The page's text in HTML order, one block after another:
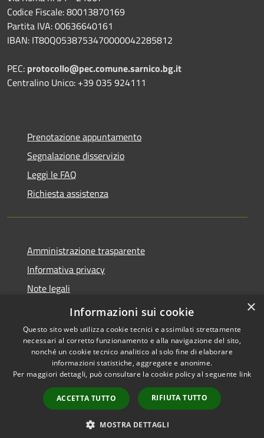
Codice Fiscale: 80013870169
Partita IVA: 00636640161
IBAN: IT80Q0538753470000042285812
PEC: protocollo@pec.comune.sarnico.bg.it
Centralino Unico: +39 035 924111
Prenotazione appuntamento
Segnalazione disservizio
Leggi le FAQ
Richiesta assistenza
Amministrazione trasparente
Informativa privacy
Note legali
Dichiarazione di accessibilità
Accessibilità
Copyright © 2026 • Comune di
Sarnico • Powered by
Municipium•
Accesso
redazione
×
Informazioni sui cookie
Questo sito web utilizza cookie tecnici e assimilati strettamente
necessari al corretto funzionamento e alla navigazione del sito,
nonché un cookie tecnico analitico al solo fine di elaborare
informazioni statistiche, aggregate e anonime.
Per maggiori dettagli, può consultare la cookie policy al seguente link
ACCETTA TUTTO RIFIUTA TUTTO
MOSTRA DETTAGLI